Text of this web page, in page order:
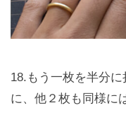
18.もう一枚を半分
に、他２枚も同様に